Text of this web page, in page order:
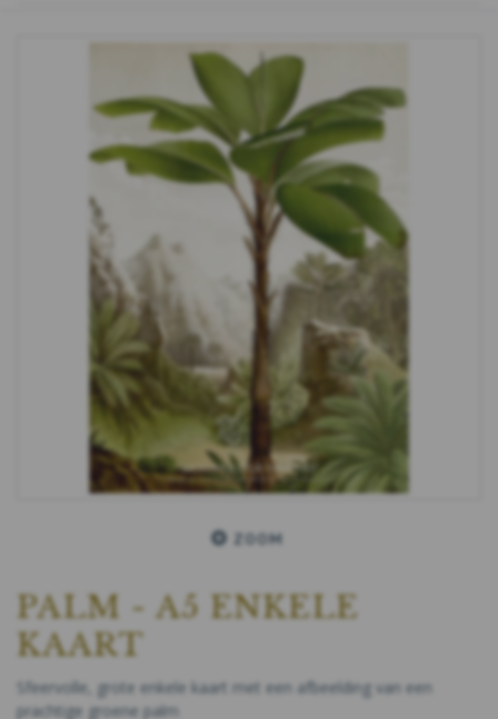
ZOOM
PALM - A5 ENKELE
KAART
Sfeervolle, grote enkele kaart met een afbeelding van een
prachtige groene palm